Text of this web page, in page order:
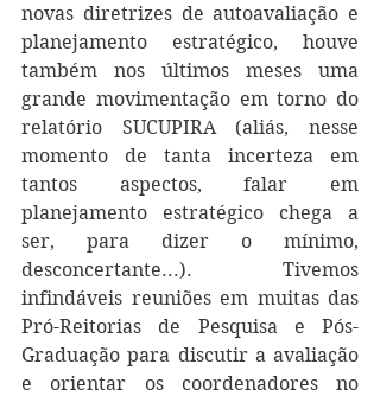
novas diretrizes de autoavaliação e
planejamento estratégico, houve
também nos últimos meses uma
grande movimentação em torno do
relatório SUCUPIRA (aliás, nesse
momento de tanta incerteza em
tantos aspectos, falar em
planejamento estratégico chega a
ser, para dizer o mínimo,
desconcertante...). Tivemos
infindáveis reuniões em muitas das
Pró-Reitorias de Pesquisa e Pós-
Graduação para discutir a avaliação
e orientar os coordenadores no